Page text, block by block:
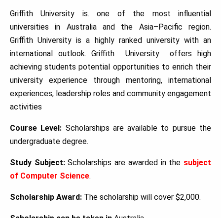
Griffith University is. one of the most influential
universities in Australia and the Asia–Pacific region.
Griffith University is a highly ranked university with an
international outlook. Griffith University offers high
achieving students potential opportunities to enrich their
university experience through mentoring, international
experiences, leadership roles and community engagement
activities
Course Level: Scholarships are available to pursue the
undergraduate degree.
Study Subject:Scholarships are awarded in the subject
of Computer Science.
Scholarship Award: The scholarship will cover $2,000.